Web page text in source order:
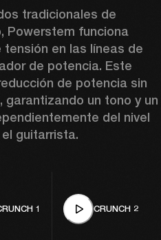
tradicionales de
Powerstem funciona
en las líneas de
de potencia. Este
de potencia sin
un tono y un
del nivel
guitarrista.
1 CRUNCH 2